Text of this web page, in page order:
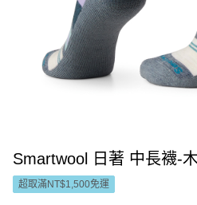
Smartwool 日著 中長襪-
超取滿NT$1,500免運